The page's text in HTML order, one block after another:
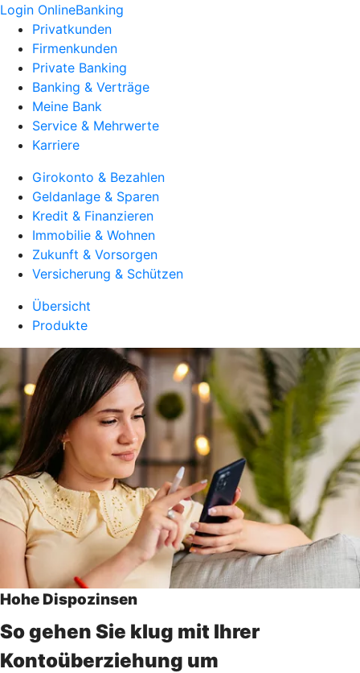
Login OnlineBanking
Privatkunden
Firmenkunden
Private Banking
Banking & Verträge
Meine Bank
Service & Mehrwerte
Karriere
Girokonto & Bezahlen
Geldanlage & Sparen
Kredit & Finanzieren
Immobilie & Wohnen
Zukunft & Vorsorgen
Versicherung & Schützen
Übersicht
Produkte
Hohe Dispozinsen
So gehen Sie klug mit Ihrer
Kontoüberziehung um